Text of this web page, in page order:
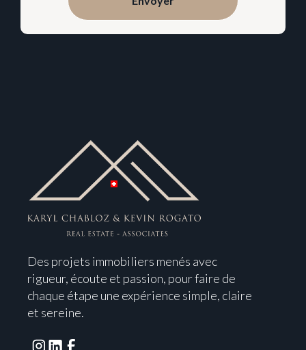
Des projets immobiliers menés avec
rigueur, écoute et passion, pour faire de
chaque étape une expérience simple, claire
et sereine.